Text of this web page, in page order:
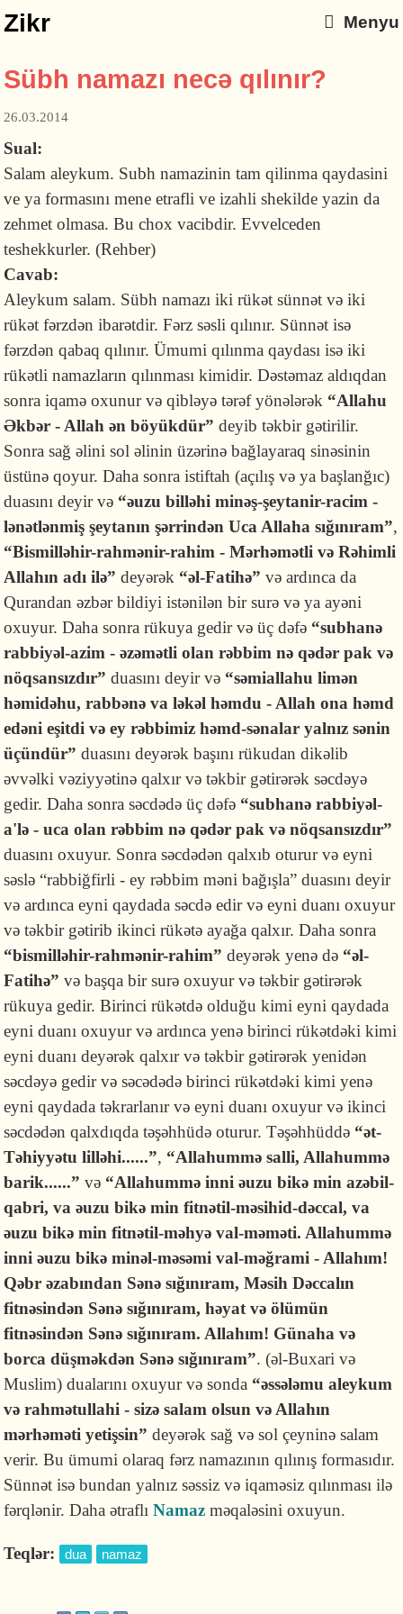
Zikr Menyu
Sübh namazı necə qılınır?
26.03.2014
Sual:
Salam aleykum. Subh namazinin tam qilinma qaydasini
ve ya formasını mene etrafli ve izahli shekilde yazin da
zehmet olmasa. Bu chox vacibdir. Evvelceden
teshekkurler. (Rehber)
Cavab:
Aleykum salam. Sübh namazı iki rükət sünnət və iki
rükət fərzdən ibarətdir. Fərz səsli qılınır. Sünnət isə
fərzdən qabaq qılınır. Ümumi qılınma qaydası isə iki
rükətli namazların qılınması kimidir. Dəstəmaz aldıqdan
sonra iqamə oxunur və qibləyə tərəf yönələrək “Allahu
Əkbər - Allah ən böyükdür” deyib təkbir gətirilir.
Sonra sağ əlini sol əlinin üzərinə bağlayaraq sinəsinin
üstünə qoyur. Daha sonra istiftah (açılış və ya başlanğıc)
duasını deyir və “əuzu billəhi minəş-şeytanir-racim -
lənətlənmiş şeytanın şərrindən Uca Allaha sığınıram”,
“Bismilləhir-rahmənir-rahim - Mərhəmətli və Rəhimli
Allahın adı ilə”deyərək “əl-Fatihə”və ardınca da
Qurandan əzbər bildiyi istənilən bir surə və ya ayəni
oxuyur. Daha sonra rükuya gedir və üç dəfə “subhanə
rabbiyəl-azim - əzəmətli olan rəbbim nə qədər pak və
nöqsansızdır”duasını deyir və “səmiallahu limən
həmidəhu, rabbənə va ləkəl həmdu - Allah ona həmd
edəni eşitdi və ey rəbbimiz həmd-sənalar yalnız sənin
üçündür”duasını deyərək başını rükudan dikəlib
əvvəlki vəziyyətinə qalxır və təkbir gətirərək səcdəyə
gedir. Daha sonra səcdədə üç dəfə “subhanə rabbiyəl-
a'lə - uca olan rəbbim nə qədər pak və nöqsansızdır”
duasını oxuyur. Sonra səcdədən qalxıb oturur və eyni
səslə “rabbiğfirli - ey rəbbim məni bağışla” duasını deyir
və ardınca eyni qaydada səcdə edir və eyni duanı oxuyur
və təkbir gətirib ikinci rükətə ayağa qalxır. Daha sonra
“bismilləhir-rahmənir-rahim”deyərək yenə də “əl-
Fatihə”və başqa bir surə oxuyur və təkbir gətirərək
rükuya gedir. Birinci rükətdə olduğu kimi eyni qaydada
eyni duanı oxuyur və ardınca yenə birinci rükətdəki kimi
eyni duanı deyərək qalxır və təkbir gətirərək yenidən
səcdəyə gedir və səcədədə birinci rükətdəki kimi yenə
eyni qaydada təkrarlanır və eyni duanı oxuyur və ikinci
səcdədən qalxdıqda təşəhhüdə oturur. Təşəhhüddə “ət-
Təhiyyətu lilləhi......”, “Allahummə salli, Allahummə
barik......” və “Allahummə inni əuzu bikə min azəbil-
qabri, va əuzu bikə min fitnətil-məsihid-dəccal, va
əuzu bikə min fitnətil-məhyə val-məməti. Allahummə
inni əuzu bikə minəl-məsəmi val-məğrami - Allahım!
Qəbr əzabından Sənə sığınıram, Məsih Dəccalın
fitnəsindən Sənə sığınıram, həyat və ölümün
fitnəsindən Sənə sığınıram. Allahım! Günaha və
borca düşməkdən Sənə sığınıram”. (əl-Buxari və
Muslim) dualarını oxuyur və sonda “əssələmu aleykum
və rahmətullahi - sizə salam olsun və Allahın
mərhəməti yetişsin” deyərək sağ və sol çeyninə salam
verir. Bu ümumi olaraq fərz namazının qılınış formasıdır.
Sünnət isə bundan yalnız səssiz və iqaməsiz qılınması ilə
fərqlənir. Daha ətraflıNamaz məqaləsini oxuyun.
Teqlər: dua namaz